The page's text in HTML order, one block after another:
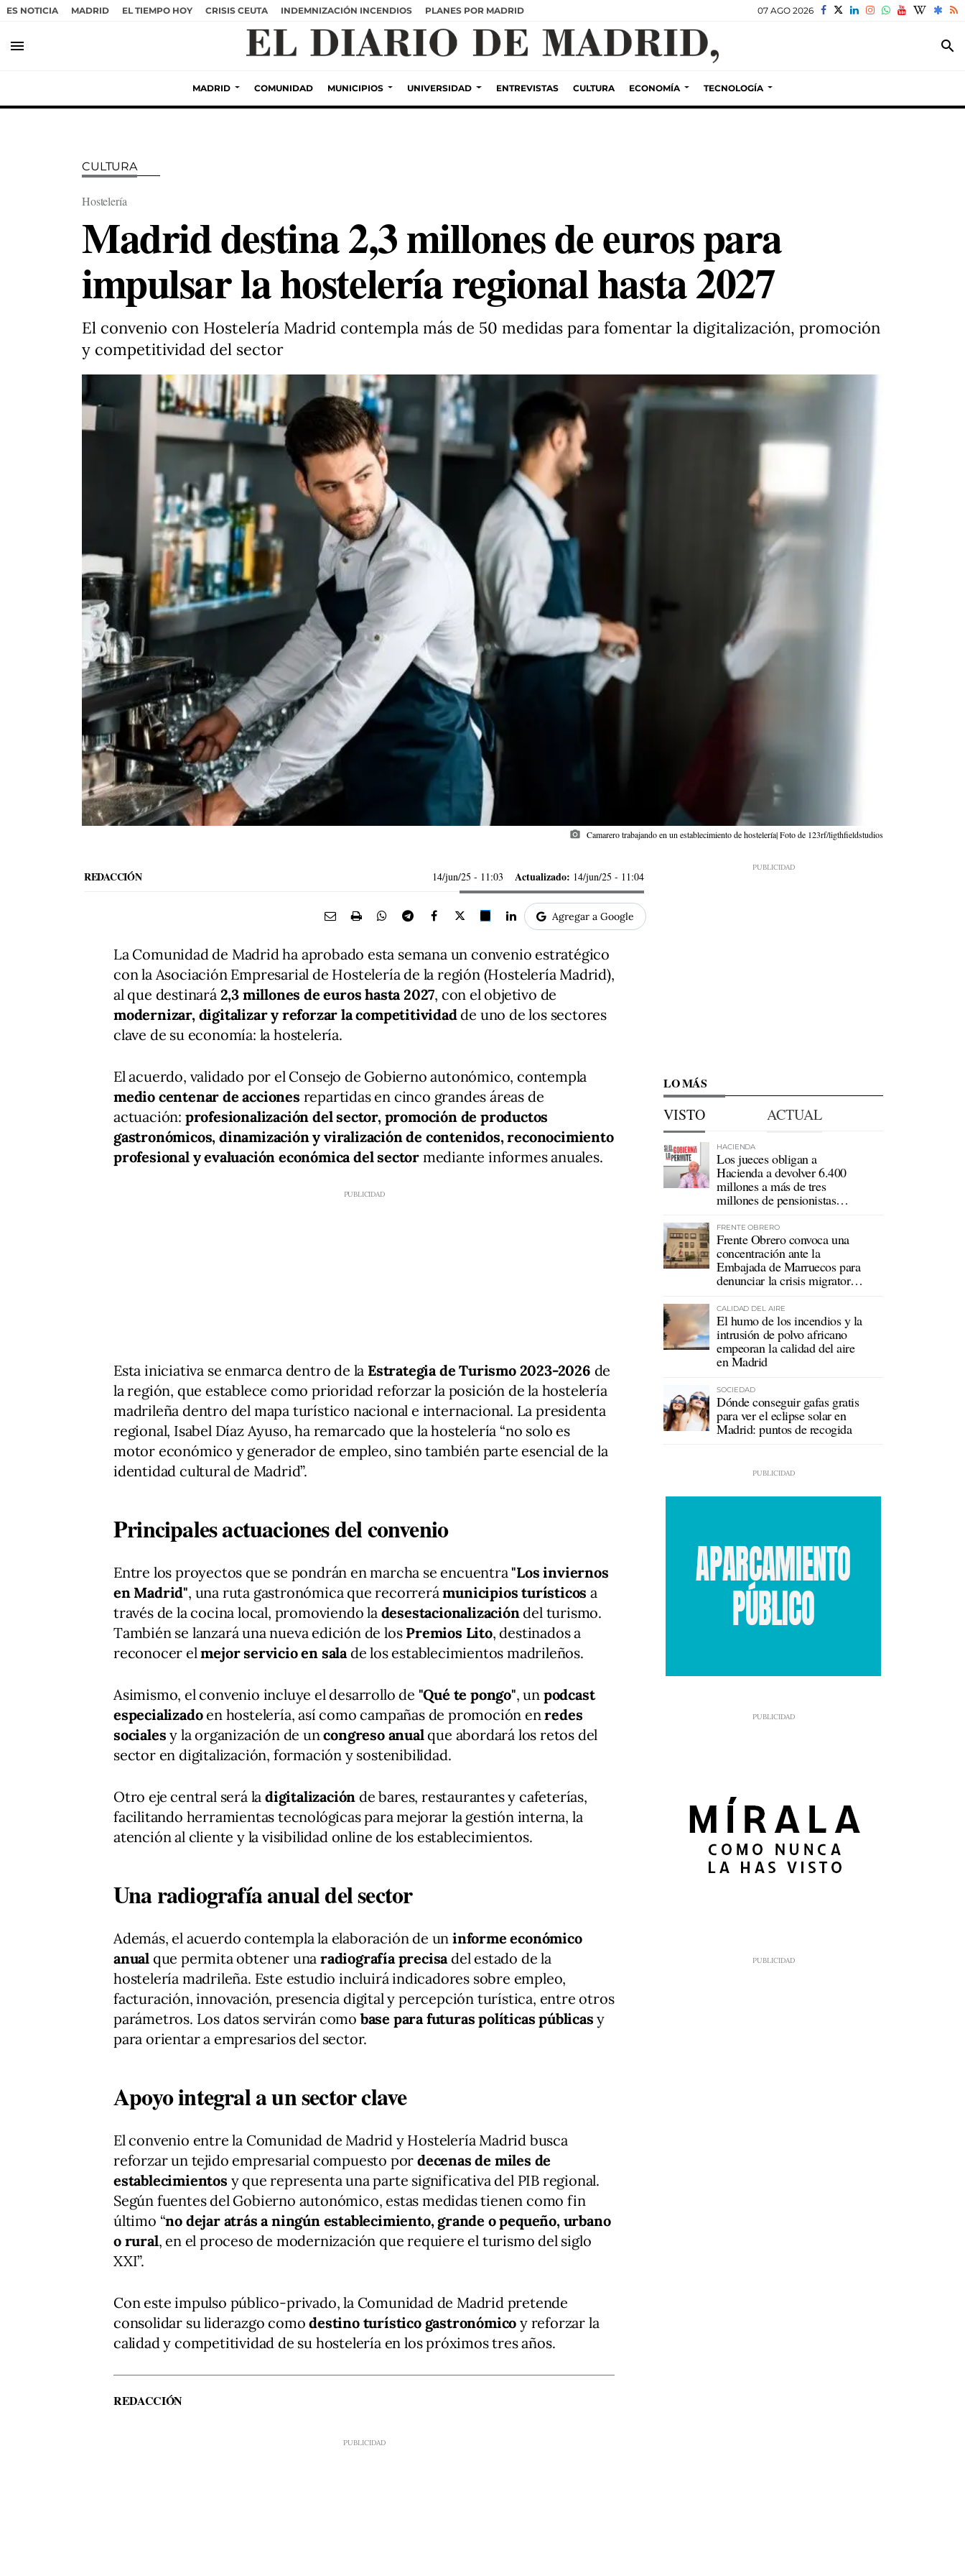
ES NOTICIA MADRID EL TIEMPO HOY CRISIS CEUTA INDEMNIZACIÓN INCENDIOS PLANES POR MADRID 07 AGO 2026
menu search
MADRID COMUNIDAD MUNICIPIOS UNIVERSIDAD ENTREVISTAS CULTURA ECONOMÍA TECNOLOGÍA
CULTURA
Hostelería
Madrid destina 2,3 millones de euros para
impulsar la hostelería regional hasta 2027
El convenio con Hostelería Madrid contempla más de 50 medidas para fomentar la digitalización, promoción
y competitividad del sector
photo_camera Camarero trabajando en un establecimiento de hostelería| Foto de 123rf/ligthfieldstudios
REDACCIÓN 14/jun/25 - 11:03 Actualizado: 14/jun/25 - 11:04
Agregar a Google
La Comunidad de Madrid ha aprobado esta semana un convenio estratégico
con la Asociación Empresarial de Hostelería de la región (Hostelería Madrid),
al que destinará 2,3 millones de euros hasta 2027, con el objetivo de
modernizar, digitalizar y reforzar la competitividadde uno de los sectores
clave de su economía: la hostelería.
El acuerdo, validado por el Consejo de Gobierno autonómico, contempla
medio centenar de acciones repartidas en cinco grandes áreas de
actuación: profesionalización del sector, promoción de productos
gastronómicos, dinamización y viralización de contenidos, reconocimiento
profesional y evaluación económica del sector mediante informes anuales.
Esta iniciativa se enmarca dentro de la Estrategia de Turismo 2023-2026 de
la región, que establece como prioridad reforzar la posición de la hostelería
madrileña dentro del mapa turístico nacional e internacional. La presidenta
regional, Isabel Díaz Ayuso, ha remarcado que la hostelería “no solo es
motor económico y generador de empleo, sino también parte esencial de la
identidad cultural de Madrid”.
Principales actuaciones del convenio
Entre los proyectos que se pondrán en marcha se encuentra"Los inviernos
en Madrid", una ruta gastronómica que recorrerámunicipios turísticos a
través de la cocina local, promoviendo la desestacionalizacióndel turismo.
También se lanzará una nueva edición de los Premios Lito, destinados a
reconocer elmejor servicio en sala de los establecimientos madrileños.
Asimismo, el convenio incluye el desarrollo de "Qué te pongo", un podcast
especializadoen hostelería, así como campañas de promoción enredes
sociales y la organización de uncongreso anualque abordará los retos del
sector en digitalización, formación y sostenibilidad.
Otro eje central será la digitalización de bares, restaurantes y cafeterías,
facilitando herramientas tecnológicas para mejorar la gestión interna, la
atención al cliente y la visibilidad online de los establecimientos.
Una radiografía anual del sector
Además, el acuerdo contempla la elaboración de un informe económico
anual que permita obtener una radiografía precisa del estado de la
hostelería madrileña. Este estudio incluirá indicadores sobre empleo,
facturación, innovación, presencia digital y percepción turística, entre otros
parámetros. Los datos servirán como base para futuras políticas públicas y
para orientar a empresarios del sector.
Apoyo integral a un sector clave
El convenio entre la Comunidad de Madrid y Hostelería Madrid busca
reforzar un tejido empresarial compuesto por decenas de miles de
establecimientos y que representa una parte significativa del PIB regional.
Según fuentes del Gobierno autonómico, estas medidas tienen como fin
último “no dejar atrás a ningún establecimiento, grande o pequeño, urbano
o rural, en el proceso de modernización que requiere el turismo del siglo
XXI”.
Con este impulso público-privado, la Comunidad de Madrid pretende
consolidar su liderazgo comodestino turístico gastronómico y reforzar la
calidad y competitividad de su hostelería en los próximos tres años.
REDACCIÓN
LO MÁS
VISTO ACTUAL
HACIENDA
Los jueces obligan a
Hacienda a devolver 6.400
millones a más de tres
millones de pensionistas
FRENTE OBRERO
Frente Obrero convoca una
concentración ante la
Embajada de Marruecos para
denunciar la crisis migratoria
CALIDAD DEL AIRE
El humo de los incendios y la
intrusión de polvo africano
empeoran la calidad del aire
en Madrid
SOCIEDAD
Dónde conseguir gafas gratis
para ver el eclipse solar en
Madrid: puntos de recogida